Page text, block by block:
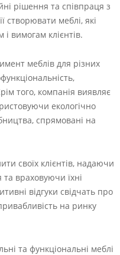
рішення та співпраця з
створювати меблі, які
вимогам клієнтів.
меблів для різних
того, компанія виявляє
екологічно
спрямовані на
своїх клієнтів, надаючи
враховуючи їхні
відгуки свідчать про
на ринку
та функціональні меблі